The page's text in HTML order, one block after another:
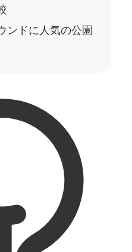
ンドに人気の公園